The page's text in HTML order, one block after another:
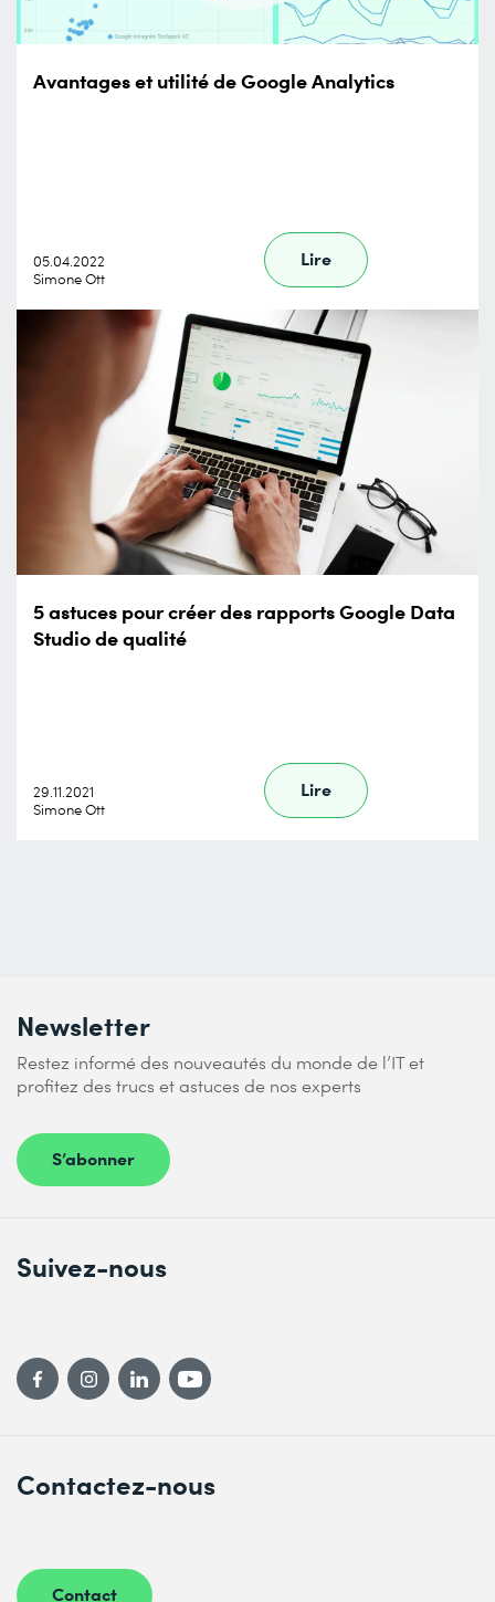
Avantages et utilité de Google Analytics
05.04.2022
Simone Ott
Lire
5 astuces pour créer des rapports Google Data
Studio de qualité
29.11.2021
Simone Ott
Lire
Newsletter
Restez informé des nouveautés du monde de l’IT et
profitez des trucs et astuces de nos experts
S’abonner
Contactez-nous
Contact
Suivez-nous